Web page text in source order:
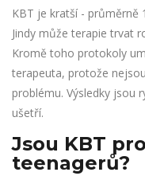
KBT je kratší - průměrně
Jindy může terapie trvat
Kromě toho protokoly
terapeuta, protože
problému. Výsledky jsou
ušetří.
Jsou KBT
teenagerů?